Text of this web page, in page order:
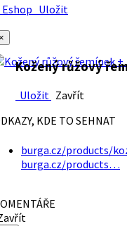
Uložit
Kožený růžový
Uložit Zavřít
KDE TO SEHNAT
burga.cz/products/
burga.cz/products…